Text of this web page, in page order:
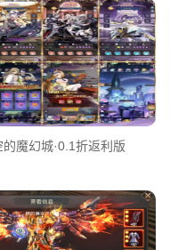
魔幻城·0.1折返利版